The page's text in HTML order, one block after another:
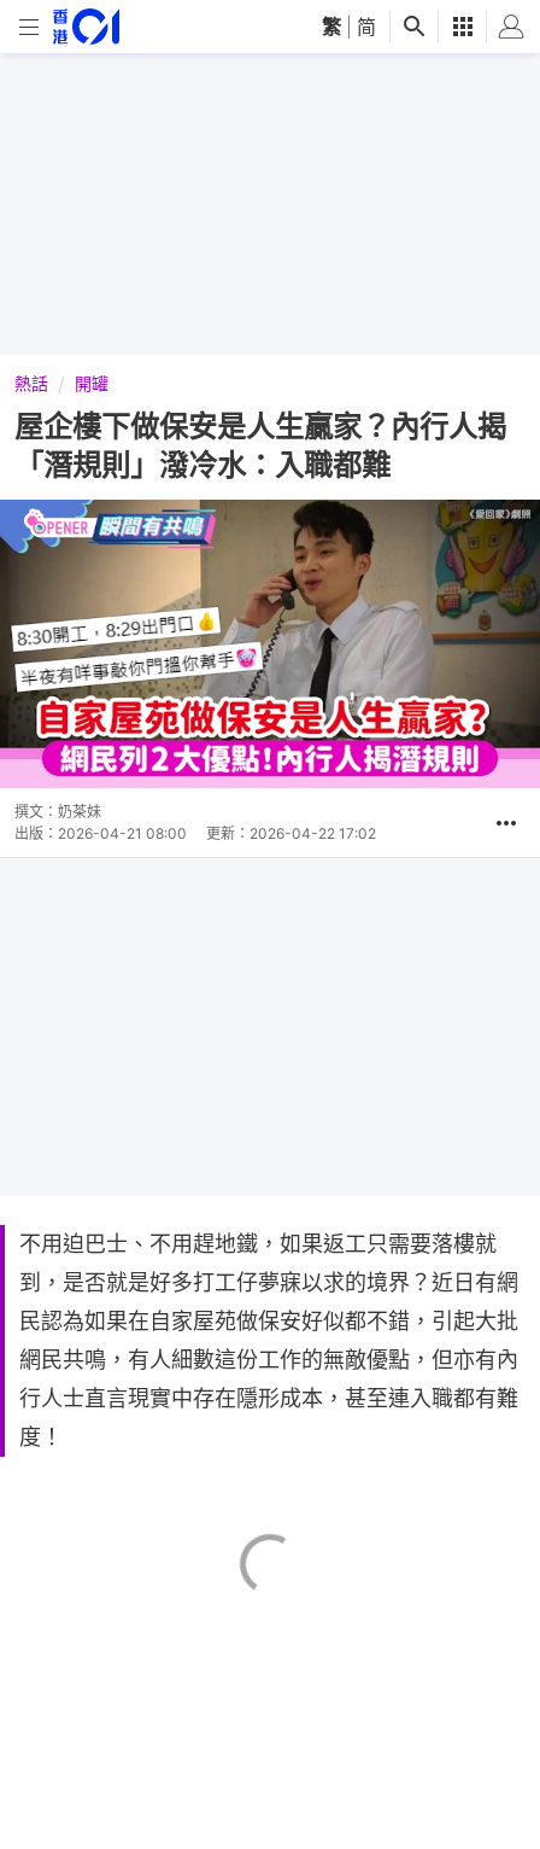
繁 简
熱話 開罐
屋企樓下做保安是人生贏家？內行人揭
「潛規則」潑冷水：入職都難
撰文： 奶茶妹
出版： 2026-04-21 08:00 更新： 2026-04-22 17:02
不用迫巴士、不用趕地鐵，如果返工只需要落樓就
到，是否就是好多打工仔夢寐以求的境界？近日有網
民認為如果在自家屋苑做保安好似都不錯，引起大批
網民共鳴，有人細數這份工作的無敵優點，但亦有內
行人士直言現實中存在隱形成本，甚至連入職都有難
度！